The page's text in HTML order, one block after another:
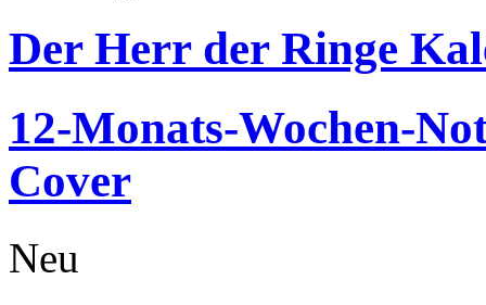
Der Herr der Ringe
12-Monats-Wochen-
Cover
Neu